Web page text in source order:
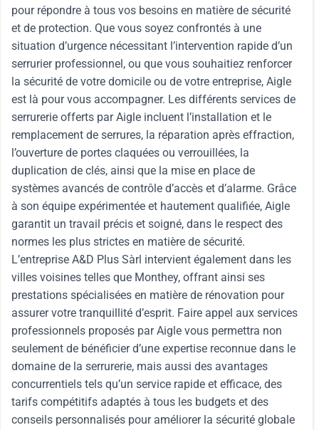
pour répondre à tous vos besoins en matière de sécurité
et de protection. Que vous soyez confrontés à une
situation d’urgence nécessitant l’intervention rapide d’un
serrurier professionnel, ou que vous souhaitiez renforcer
la sécurité de votre domicile ou de votre entreprise, Aigle
est là pour vous accompagner. Les différents services de
serrurerie offerts par Aigle incluent l’installation et le
remplacement de serrures, la réparation après effraction,
l’ouverture de portes claquées ou verrouillées, la
duplication de clés, ainsi que la mise en place de
systèmes avancés de contrôle d’accès et d’alarme. Grâce
à son équipe expérimentée et hautement qualifiée, Aigle
garantit un travail précis et soigné, dans le respect des
normes les plus strictes en matière de sécurité.
L’entreprise A&D Plus Sàrl intervient également dans les
villes voisines telles que Monthey, offrant ainsi ses
prestations spécialisées en matière de rénovation pour
assurer votre tranquillité d’esprit. Faire appel aux services
professionnels proposés par Aigle vous permettra non
seulement de bénéficier d’une expertise reconnue dans le
domaine de la serrurerie, mais aussi des avantages
concurrentiels tels qu’un service rapide et efficace, des
tarifs compétitifs adaptés à tous les budgets et des
conseils personnalisés pour améliorer la sécurité globale